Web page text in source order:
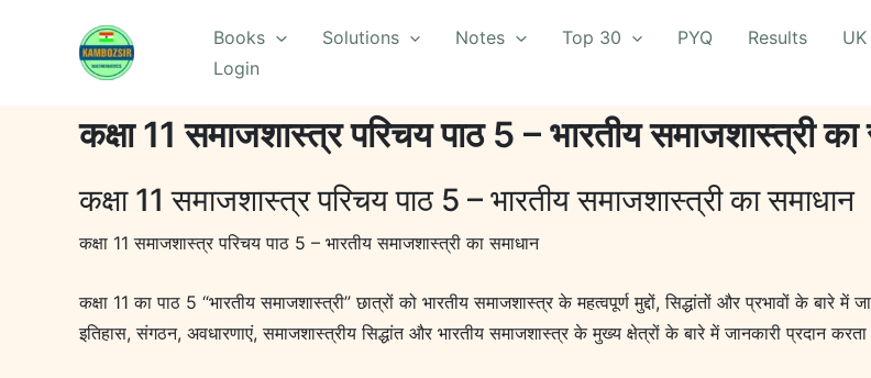
Books Solutions Notes Top 30 PYQ Results
Login
कक्षा 11 समाजशास्त्र परिचय पाठ 5 – भारतीय समाजशास्त्री का
कक्षा 11 समाजशास्त्र परिचय पाठ 5 – भारतीय समाजशास्त्री का समाधान
कक्षा 11 समाजशास्त्र परिचय पाठ 5 – भारतीय समाजशास्त्री का समाधान
कक्षा 11 का पाठ 5 “भारतीय समाजशास्त्री” छात्रों को भारतीय समाजशास्त्र के महत्वपूर्ण मुद्दों, सिद्धांतों और प्रभावों के बारे
इतिहास, संगठन, अवधारणाएं, समाजशास्त्रीय सिद्धांत और भारतीय समाजशास्त्र के मुख्य क्षेत्रों के बारे में जानकारी प्रदान करता